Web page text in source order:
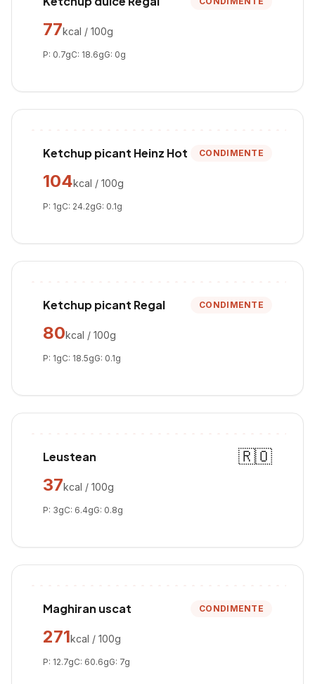
77kcal / 100g
P: 0.7gC: 18.6gG: 0g
Ketchup picant Heinz Hot CONDIMENTE
104kcal / 100g
P: 1gC: 24.2gG: 0.1g
Ketchup picant Regal CONDIMENTE
80kcal / 100g
P: 1gC: 18.5gG: 0.1g
Leustean
🇷🇴
37kcal / 100g
P: 3gC: 6.4gG: 0.8g
Maghiran uscat CONDIMENTE
271kcal / 100g
P: 12.7gC: 60.6gG: 7g